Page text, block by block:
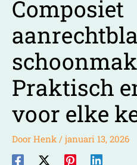
Composiet
Praktisch
voor elke
Door Henk/ januari 13, 2026